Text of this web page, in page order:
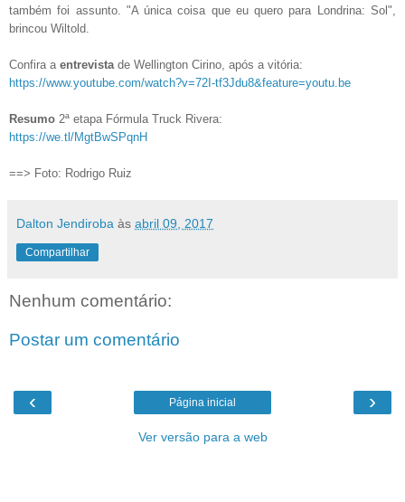
também foi assunto. "A única coisa que eu quero para Londrina: Sol",
brincou Wiltold.
Confira a entrevista de Wellington Cirino, após a vitória:
https://www.youtube.com/watch?v=72I-tf3Jdu8&feature=youtu.be
Resumo 2ª etapa Fórmula Truck Rivera:
https://we.tl/MgtBwSPqnH
==> Foto: Rodrigo Ruiz
Dalton Jendiroba às abril 09, 2017
Compartilhar
Nenhum comentário:
Postar um comentário
‹ ›
Página inicial
Ver versão para a web